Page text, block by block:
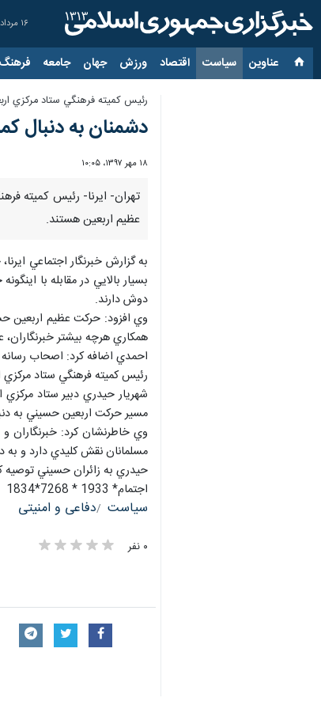
۱۶ مرداد ۱۴۰۵
عناوین‌ سیاست اقتصاد ورزش جهان جامعه فرهنگ
رئيس كميته فرهنگي ستاد مركزي
دشمنان به دنبال
۱۸ مهر ۱۳۹۷، ۱۰:۰۵
تهران- ايرنا- رئيس كميته
عظيم اربعين هستند.
به گزارش خبرنگار اجتماعي
بسيار بالايي در مقابله با
دوش دارند.
وي افزود: حركت عظيم اربعين
همكاري هرچه بيشتر
احمدي اضافه كرد: اصحاب رسانه
رئيس كميته فرهنگي ستاد
شهريار حيدري دبير ستاد
مسير حركت اربعين حسيني به
وي خاطرنشان كرد: خبرنگاران
مسلمانان نقش كليدي دارد و به
حيدري به زائران حسيني توصيه
اجتمام* 1933 * 7268*1834
سیاست دفاعی و امنیتی
۰ نفر